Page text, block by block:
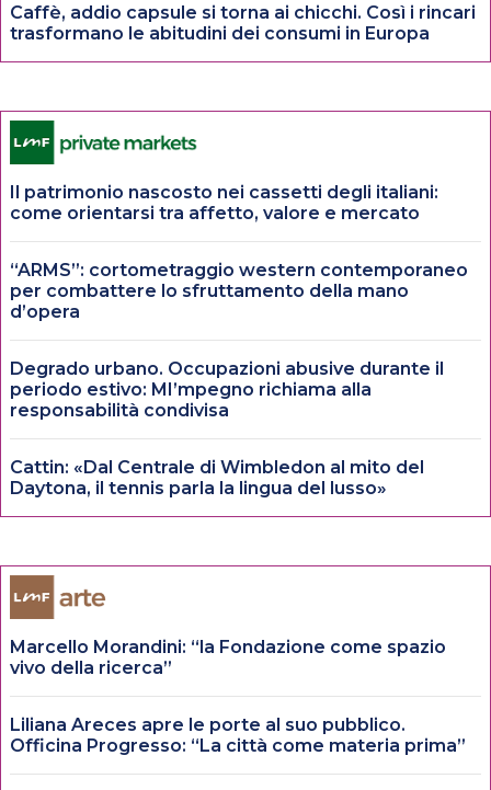
Caffè, addio capsule si torna ai chicchi. Così i rincari
trasformano le abitudini dei consumi in Europa
Il patrimonio nascosto nei cassetti degli italiani:
come orientarsi tra affetto, valore e mercato
“ARMS”: cortometraggio western contemporaneo
per combattere lo sfruttamento della mano
d’opera
Degrado urbano. Occupazioni abusive durante il
periodo estivo: MI’mpegno richiama alla
responsabilità condivisa
Cattin: «Dal Centrale di Wimbledon al mito del
Daytona, il tennis parla la lingua del lusso»
Marcello Morandini: “la Fondazione come spazio
vivo della ricerca”
Liliana Areces apre le porte al suo pubblico.
Officina Progresso: “La città come materia prima”